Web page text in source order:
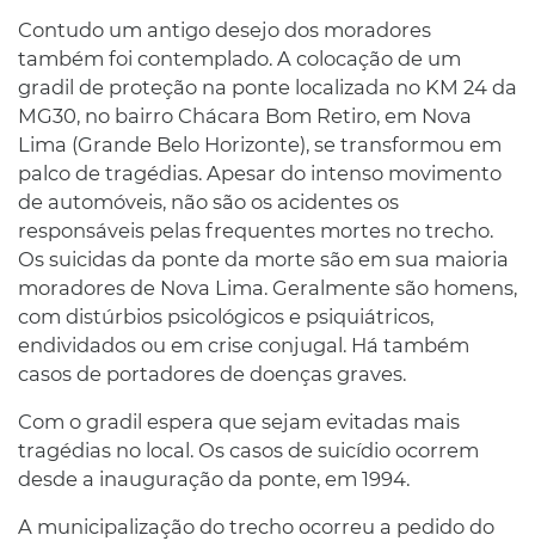
Contudo um antigo desejo dos moradores
também foi contemplado. A colocação de um
gradil de proteção na ponte localizada no KM 24 da
MG30, no bairro Chácara Bom Retiro, em Nova
Lima (Grande Belo Horizonte), se transformou em
palco de tragédias. Apesar do intenso movimento
de automóveis, não são os acidentes os
responsáveis pelas frequentes mortes no trecho.
Os suicidas da ponte da morte são em sua maioria
moradores de Nova Lima. Geralmente são homens,
com distúrbios psicológicos e psiquiátricos,
endividados ou em crise conjugal. Há também
casos de portadores de doenças graves.
Com o gradil espera que sejam evitadas mais
tragédias no local. Os casos de suicídio ocorrem
desde a inauguração da ponte, em 1994.
A municipalização do trecho ocorreu a pedido do